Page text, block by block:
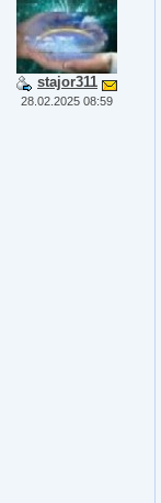
stajor311
28.02.2025 08:59